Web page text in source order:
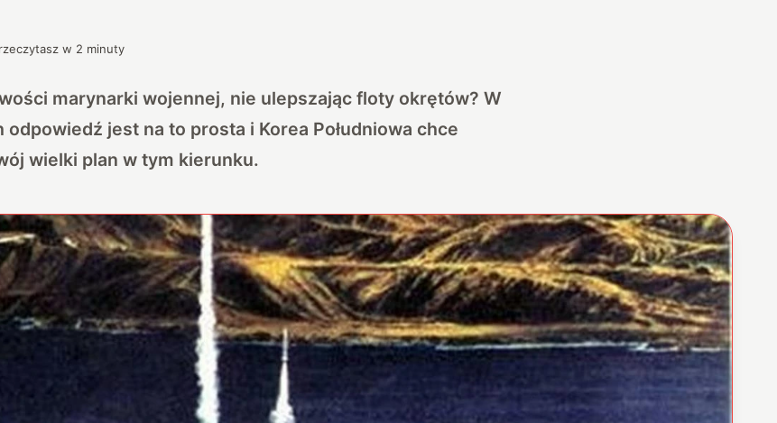
w 2 minuty
marynarki wojennej, nie ulepszając floty okrętów? W
jest na to prosta i Korea Południowa chce
wielki plan w tym kierunku.